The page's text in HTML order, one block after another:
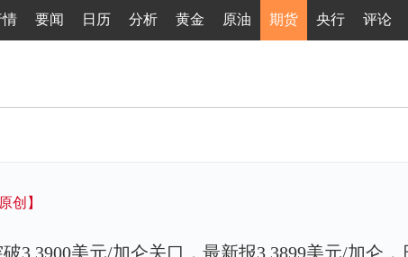
情 要闻 日历 分析 黄金 原油 期货 央行 评论
创】
3.3900美元/加仑关口，最新报3.3899美元/加仑，